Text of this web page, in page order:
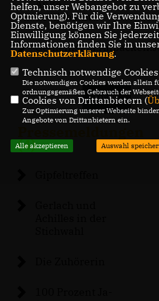
Anke
Grotjohann
MEHR
(4)
helfen, unser Webangebot zu
Optmierung). Für die
Dienste, benötigen wir Ihre
Einwilligung können Sie
Informationen finden Sie in
Datenschutzerklärung.
Technisch notwendige
Die notwendigen Cookies werden allein
ordnungsgemäßen Gebrauch der
Cookies von Drittanbietern (
Zur Optimierung unserer Webseite
Angebote von Drittanbietern ein.
Alle akzeptieren Auswahl